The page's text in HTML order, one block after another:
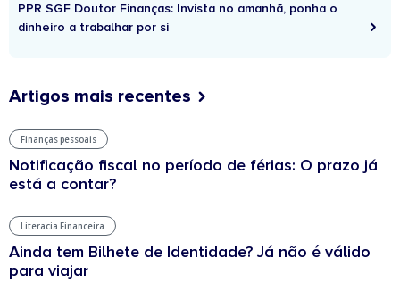
PPR SGF Doutor Finanças: Invista no amanhã, ponha o
dinheiro a trabalhar por si
Artigos mais recentes
Finanças pessoais
Notificação fiscal no período de férias: O prazo já
está a contar?
Literacia Financeira
Ainda tem Bilhete de Identidade? Já não é válido
para viajar